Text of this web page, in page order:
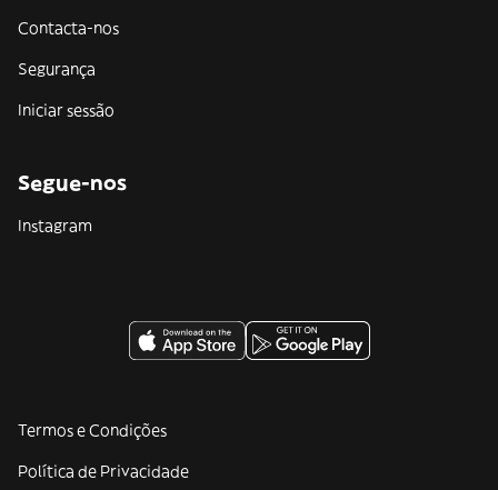
Contacta-nos
Segurança
Iniciar sessão
Segue-nos
Instagram
Termos e Condições
Política de Privacidade